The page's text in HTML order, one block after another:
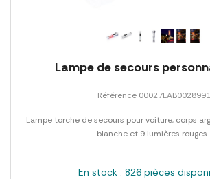
Lampe de secours
Référence 00027LAB0028991
Lampe torche de secours pour voiture, corps
blanche et 9 lumières
En stock : 826 pièces